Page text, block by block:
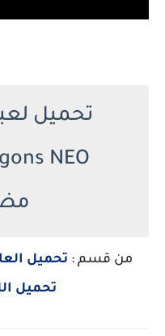
من قسم : تحميل
تحميل